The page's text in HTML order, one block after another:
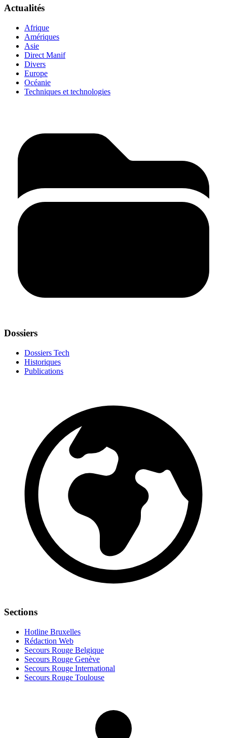
Actualités
Afrique
Amériques
Asie
Direct Manif
Divers
Europe
Océanie
Techniques et technologies
Dossiers
Dossiers Tech
Historiques
Publications
Sections
Hotline Bruxelles
Rédaction Web
Secours Rouge Belgique
Secours Rouge Genève
Secours Rouge International
Secours Rouge Toulouse